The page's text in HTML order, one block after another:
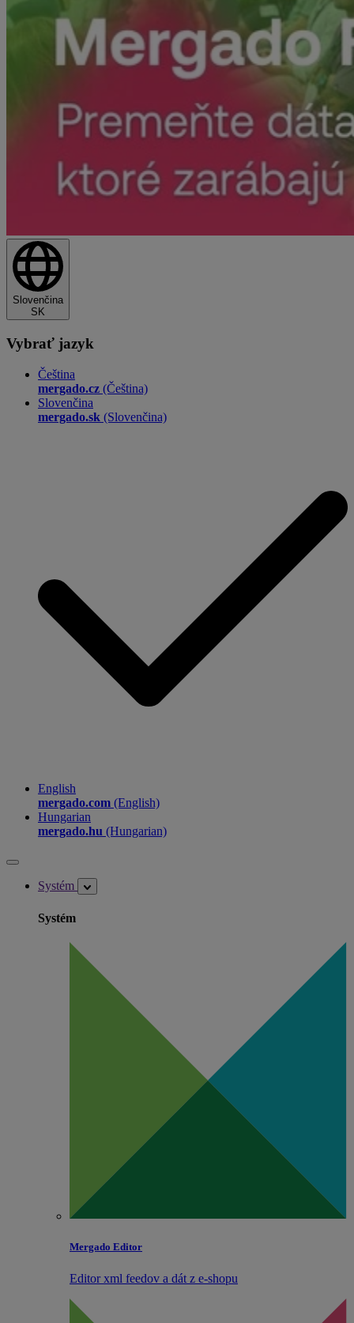
Slovenčina
SK
Vybrať jazyk
Čeština
mergado.cz (Čeština)
Slovenčina
mergado.sk (Slovenčina)
English
mergado.com (English)
Hungarian
mergado.hu (Hungarian)
Systém
Systém
Mergado Editor
Editor xml feedov a dát z e‑shopu